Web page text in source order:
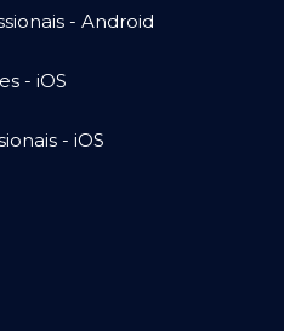
- Android
- iOS
- iOS